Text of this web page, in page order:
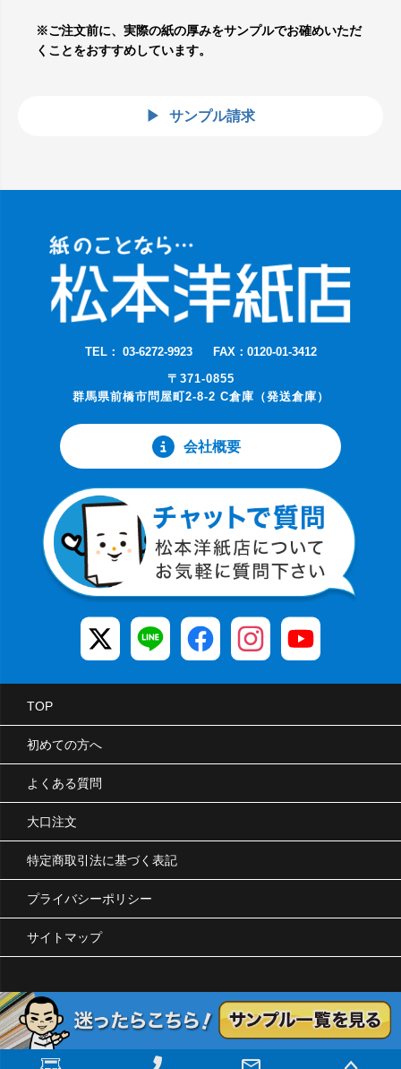
※ご注文前に、実際の紙の厚みをサンプルでお確めいただ
くことをおすすめしています。
サンプル請求
TEL： 03-6272-9923
FAX：0120-01-3412
〒371-0855
群馬県前橋市問屋町2-8-2 C倉庫（発送倉庫）
会社概要
TOP
初めての方へ
よくある質問
大口注文
特定商取引法に基づく表記
プライバシーポリシー
サイトマップ